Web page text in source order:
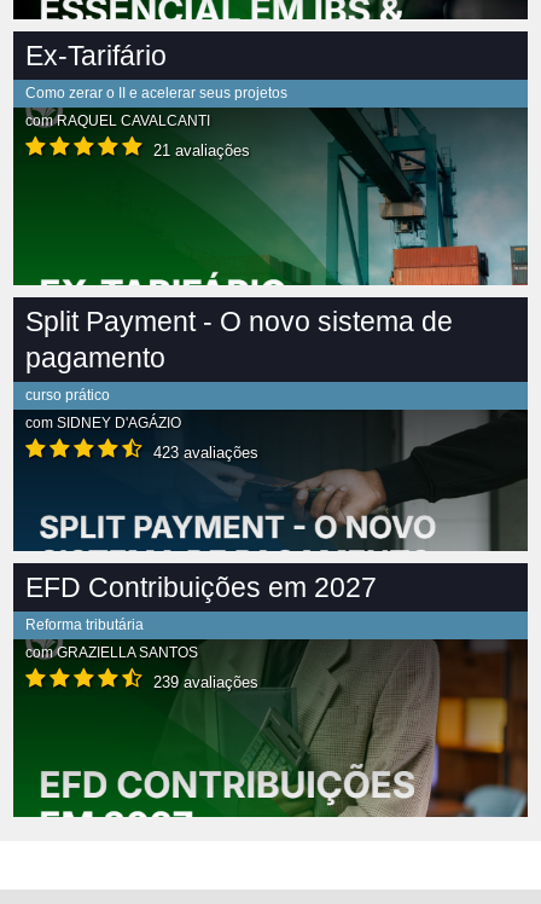
Ex-Tarifário
Como zerar o II e acelerar seus projetos
comRAQUEL CAVALCANTI
21 avaliações
Split Payment - O novo sistema de
pagamento
curso prático
com SIDNEY D'AGÁZIO
423 avaliações
EFD Contribuições em 2027
Reforma tributária
comGRAZIELLA SANTOS
239 avaliações